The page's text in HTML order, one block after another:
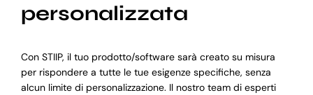
personalizzata
Con STIIP, il tuo prodotto/software sarà creato su misura
per rispondere a tutte le tue esigenze specifiche, senza
alcun limite di personalizzazione. Il nostro team di esperti